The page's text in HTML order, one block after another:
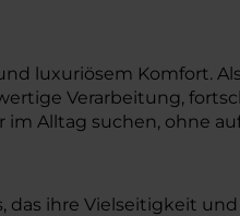
luxuriösem Komfort.
Verarbeitung,
Alltag suchen, ohne
das ihre Vielseitigkeit